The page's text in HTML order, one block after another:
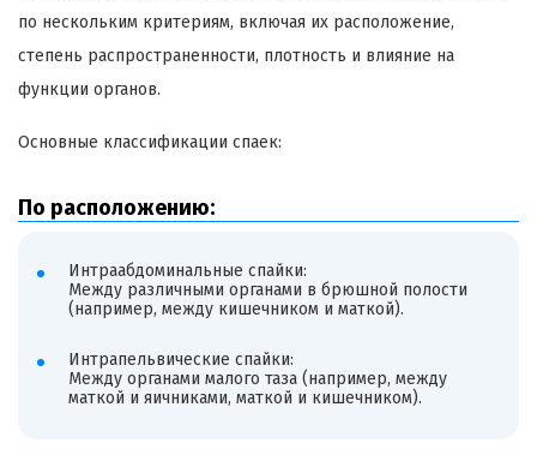
по нескольким критериям, включая их расположение,
степень распространенности, плотность и влияние на
функции органов.
Основные классификации спаек:
По расположению:
Интраабдоминальные спайки:
Между различными органами в брюшной полости
(например, между кишечником и маткой).
Интрапельвические спайки:
Между органами малого таза (например, между
маткой и яичниками, маткой и кишечником).